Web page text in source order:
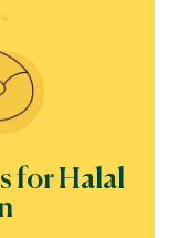
for Halal